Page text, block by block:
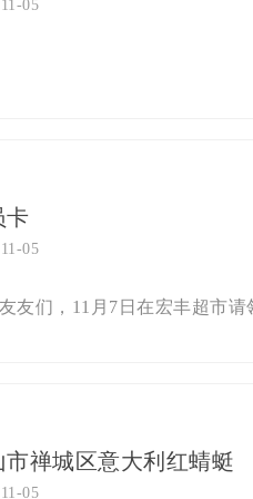
05
卡
05
友们，11月7日在宏丰超市请
市禅城区意大利红蜻蜓
05